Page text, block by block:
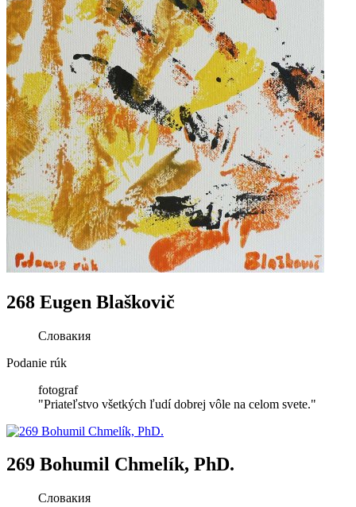
268 Eugen Blaškovič
Словакия
Podanie rúk
fotograf
"Priateľstvo všetkých ľudí dobrej vôle na celom svete."
269 Bohumil Chmelík, PhD.
Словакия